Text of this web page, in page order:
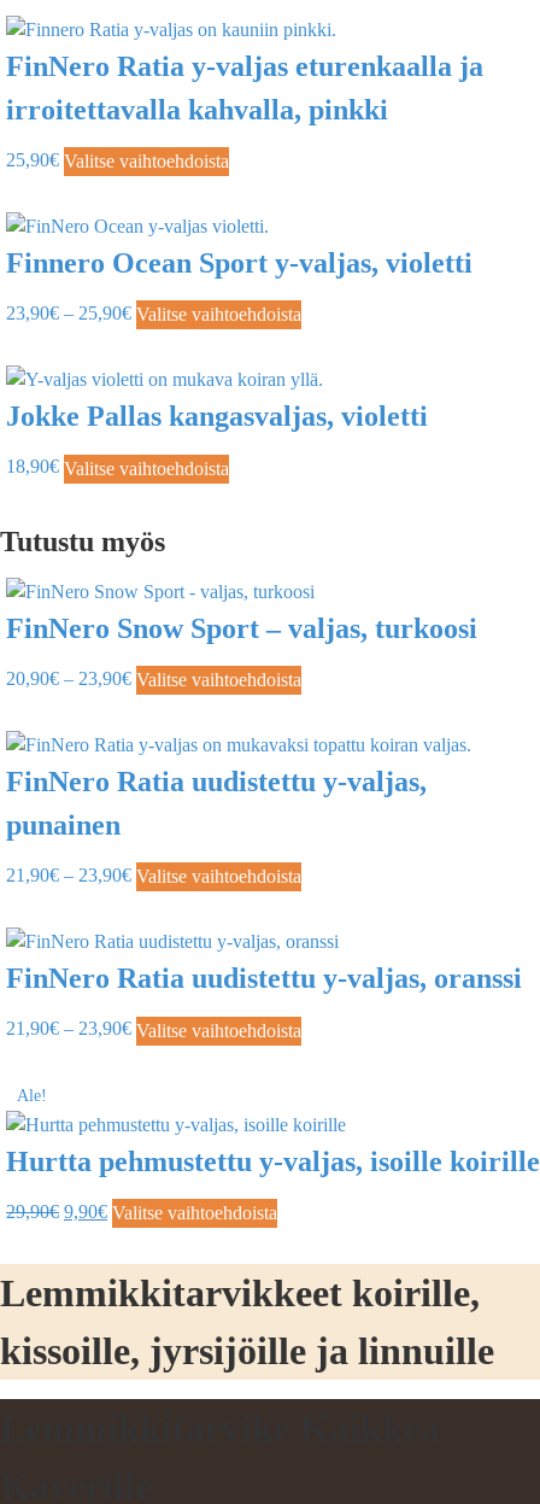
FinNero Ratia y-valjas eturenkaalla ja
irroitettavalla kahvalla, pinkki
25,90€ Valitse vaihtoehdoista
Finnero Ocean Sport y-valjas, violetti
23,90€ – 25,90€ Valitse vaihtoehdoista
Jokke Pallas kangasvaljas, violetti
18,90€ Valitse vaihtoehdoista
Tutustu myös
FinNero Snow Sport – valjas, turkoosi
20,90€ – 23,90€ Valitse vaihtoehdoista
FinNero Ratia uudistettu y-valjas,
punainen
21,90€ – 23,90€ Valitse vaihtoehdoista
FinNero Ratia uudistettu y-valjas, oranssi
21,90€ – 23,90€ Valitse vaihtoehdoista
Ale!
Hurtta pehmustettu y-valjas, isoille koirille
29,90€ 9,90€ Valitse vaihtoehdoista
Lemmikkitarvikkeet koirille,
kissoille, jyrsijöille ja linnuille